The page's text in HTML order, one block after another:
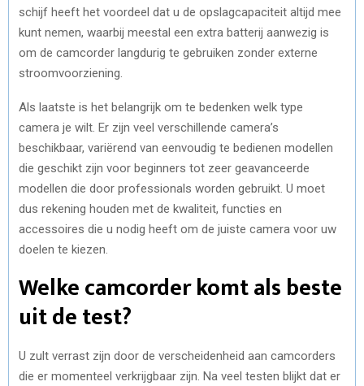
schijf heeft het voordeel dat u de opslagcapaciteit altijd mee
kunt nemen, waarbij meestal een extra batterij aanwezig is
om de camcorder langdurig te gebruiken zonder externe
stroomvoorziening.
Als laatste is het belangrijk om te bedenken welk type
camera je wilt. Er zijn veel verschillende camera’s
beschikbaar, variërend van eenvoudig te bedienen modellen
die geschikt zijn voor beginners tot zeer geavanceerde
modellen die door professionals worden gebruikt. U moet
dus rekening houden met de kwaliteit, functies en
accessoires die u nodig heeft om de juiste camera voor uw
doelen te kiezen.
Welke camcorder komt als beste
uit de test?
U zult verrast zijn door de verscheidenheid aan camcorders
die er momenteel verkrijgbaar zijn. Na veel testen blijkt dat er